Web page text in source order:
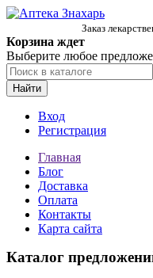
Заказ
Корзина ждет
Выберите любое
Найти
Вход
Регистрация
Главная
Блог
Доставка
Оплата
Контакты
Карта сайта
Каталог